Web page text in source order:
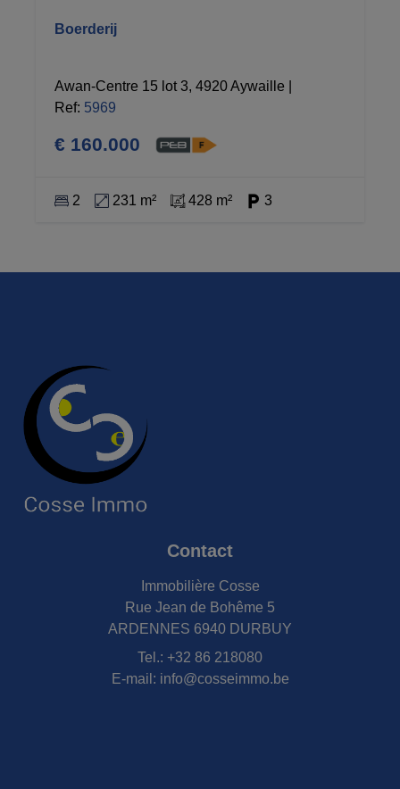
Boerderij
Awan-Centre 15 lot 3, 4920 Aywaille
Ref: 5969
€ 160.000
2 231 m² 428 m² 3
Contact
Immobilière Cosse
Rue Jean de Bohême 5
ARDENNES 6940 DURBUY
Tel.: +32 86 218080
E-mail: info@cosseimmo.be